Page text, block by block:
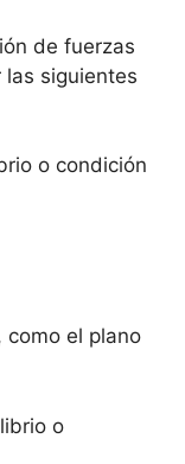
de fuerzas
siguientes
o condición
como el plano
o